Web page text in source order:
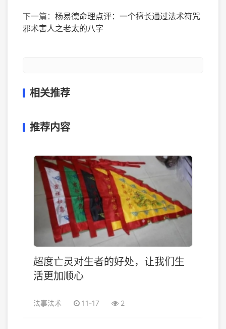
下一篇： 杨易德命理点评：一个擅长通过法术符咒
邪术害人之老太的八字
相关推荐
推荐内容
超度亡灵对生者的好处，让我们生
活更加顺心
法事法术 11-17 2